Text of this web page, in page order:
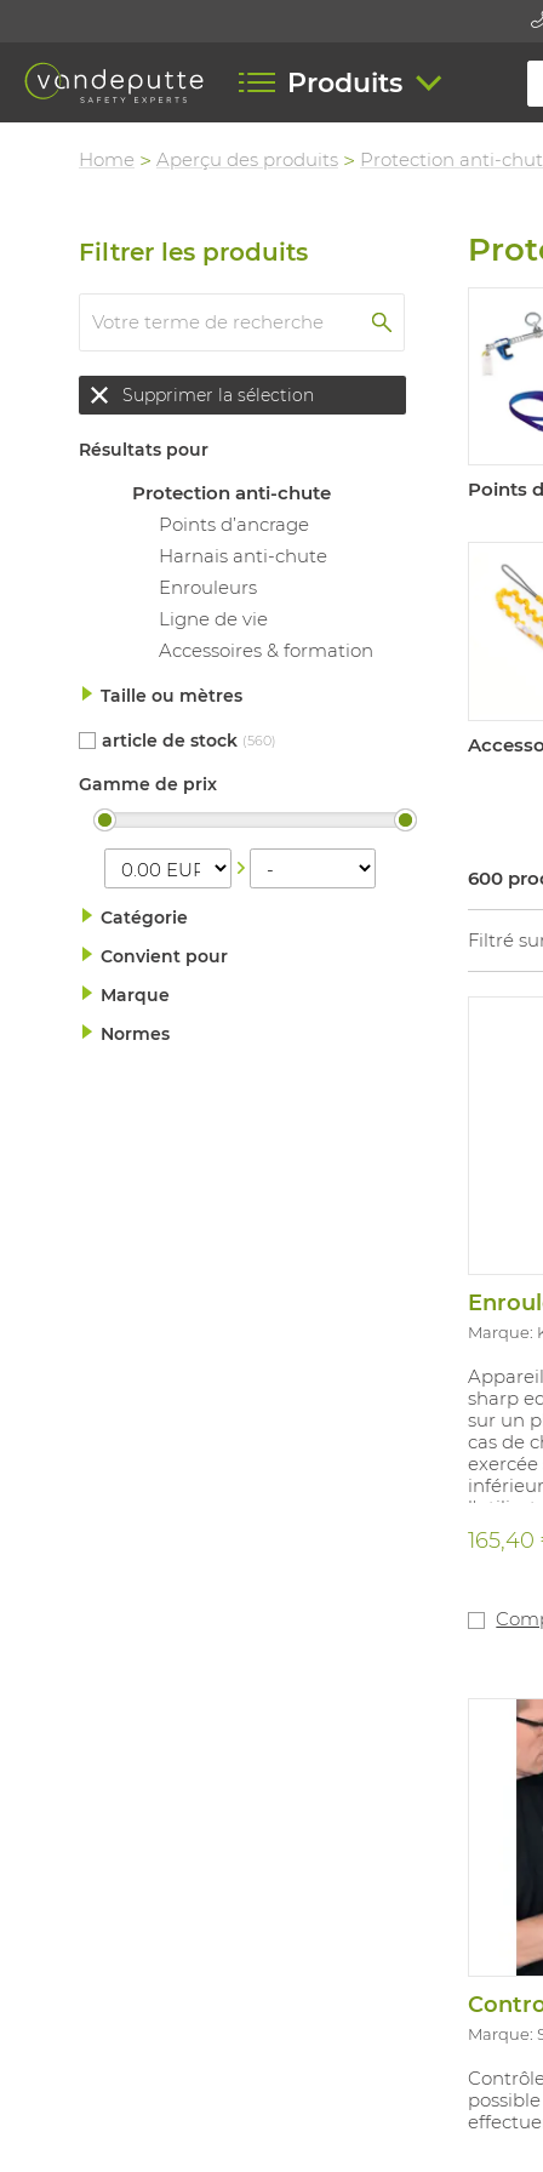
Produits
Home Aperçu des produits Protection anti-
Filtrer les produits
Supprimer la sélection
Résultats pour
Protection anti-chute
Points d’ancrage
Harnais anti-chute
Enrouleurs
Ligne de vie
Accessoires & formation
Taille ou mètres
article de stock (560)
Gamme de prix
Catégorie
Convient pour
Marque
Normes
Points
600
Filtré
Marque:
sharp
sur un
cas de
Marque: